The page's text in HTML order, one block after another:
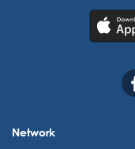
Network